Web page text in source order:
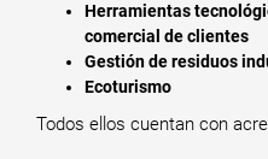
Herramientas
comercial de clientes
Gestión de residuos
Ecoturismo
Todos ellos cuentan con